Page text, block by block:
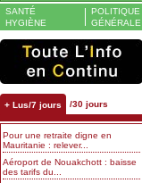
SANTÉ
HYGIÈNE
POLITIQUE
GÉNÉRALE
+ Lus/7 jours /30 jours
Pour une retraite digne en
Mauritanie : relever...
Aéroport de Nouakchott : baisse
des tarifs du...